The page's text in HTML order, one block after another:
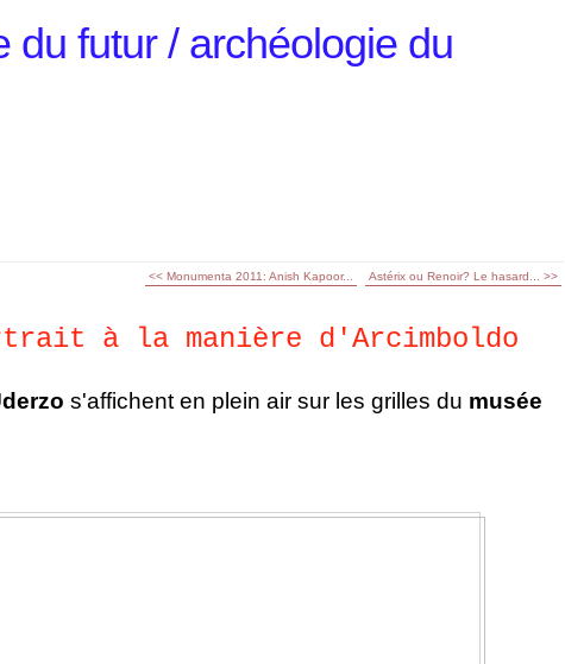
du futur / archéologie du
<< Monumenta 2011: Anish Kapoor... Astérix ou Renoir? Le hasard... >>
à la manière d'Arcimboldo
s'affichent en plein air sur les grilles du musée